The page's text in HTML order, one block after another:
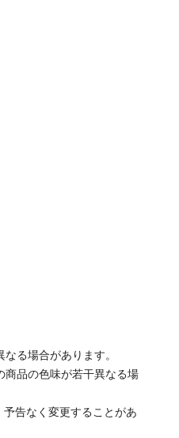
る場合があります。
品の色味が若干異なる場
告なく変更することがあ